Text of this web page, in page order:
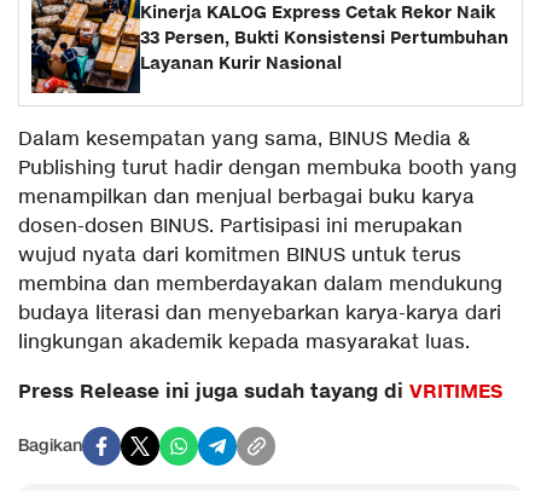
Kinerja KALOG Express Cetak Rekor Naik
33 Persen, Bukti Konsistensi Pertumbuhan
Layanan Kurir Nasional
Dalam kesempatan yang sama, BINUS Media &
Publishing turut hadir dengan membuka booth yang
menampilkan dan menjual berbagai buku karya
dosen-dosen BINUS. Partisipasi ini merupakan
wujud nyata dari komitmen BINUS untuk terus
membina dan memberdayakan dalam mendukung
budaya literasi dan menyebarkan karya-karya dari
lingkungan akademik kepada masyarakat luas.
Press Release ini juga sudah tayang di VRITIMES
Bagikan